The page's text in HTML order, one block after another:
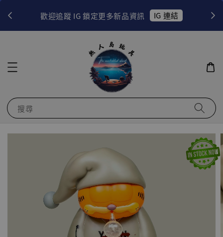
歡迎追蹤 IG 鎖定更多新品資訊 IG 連結
搜尋